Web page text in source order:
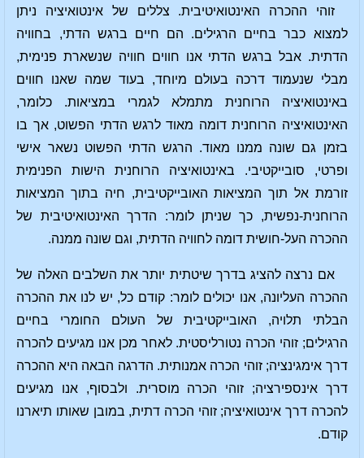
זוהי ההכרה האינטואיטיבית. צללים של אינטואיציה ניתן
למצוא כבר בחיים הרגילים. הם חיים ברגש הדתי, בחוויה
הדתית. אבל ברגש הדתי אנו חווים חוויה שנשארת פנימית,
מבלי שנעמוד דרכה בעולם מיוחד, בעוד שמה שאנו חווים
באינטואיציה הרוחנית מתמלא לגמרי במציאות. כלומר,
האינטואיציה הרוחנית דומה מאוד לרגש הדתי הפשוט, אך בו
בזמן גם שונה ממנו מאוד. הרגש הדתי הפשוט נשאר אישי
ופרטי, סובייקטיבי. באינטואיציה הרוחנית הישות הפנימית
זורמת אל תוך המציאות האובייקטיבית, חיה בתוך המציאות
הרוחנית-נפשית, כך שניתן לומר: הדרך האינטואיטיבית של
ההכרה העל-חושית דומה לחוויה הדתית, וגם שונה ממנה.
אם נרצה להציג בדרך שיטתית יותר את השלבים האלה של
ההכרה העליונה, אנו יכולים לומר: קודם כל, יש לנו את ההכרה
הבלתי תלויה, האובייקטיבית של העולם החומרי בחיים
הרגילים; זוהי הכרה נטורליסטית. לאחר מכן אנו מגיעים להכרה
דרך אימגינציה; זוהי הכרה אמנותית. הדרגה הבאה היא ההכרה
דרך אינספירציה; זוהי הכרה מוסרית. ולבסוף, אנו מגיעים
להכרה דרך אינטואיציה; זוהי הכרה דתית, במובן שאותו תיארנו
קודם.